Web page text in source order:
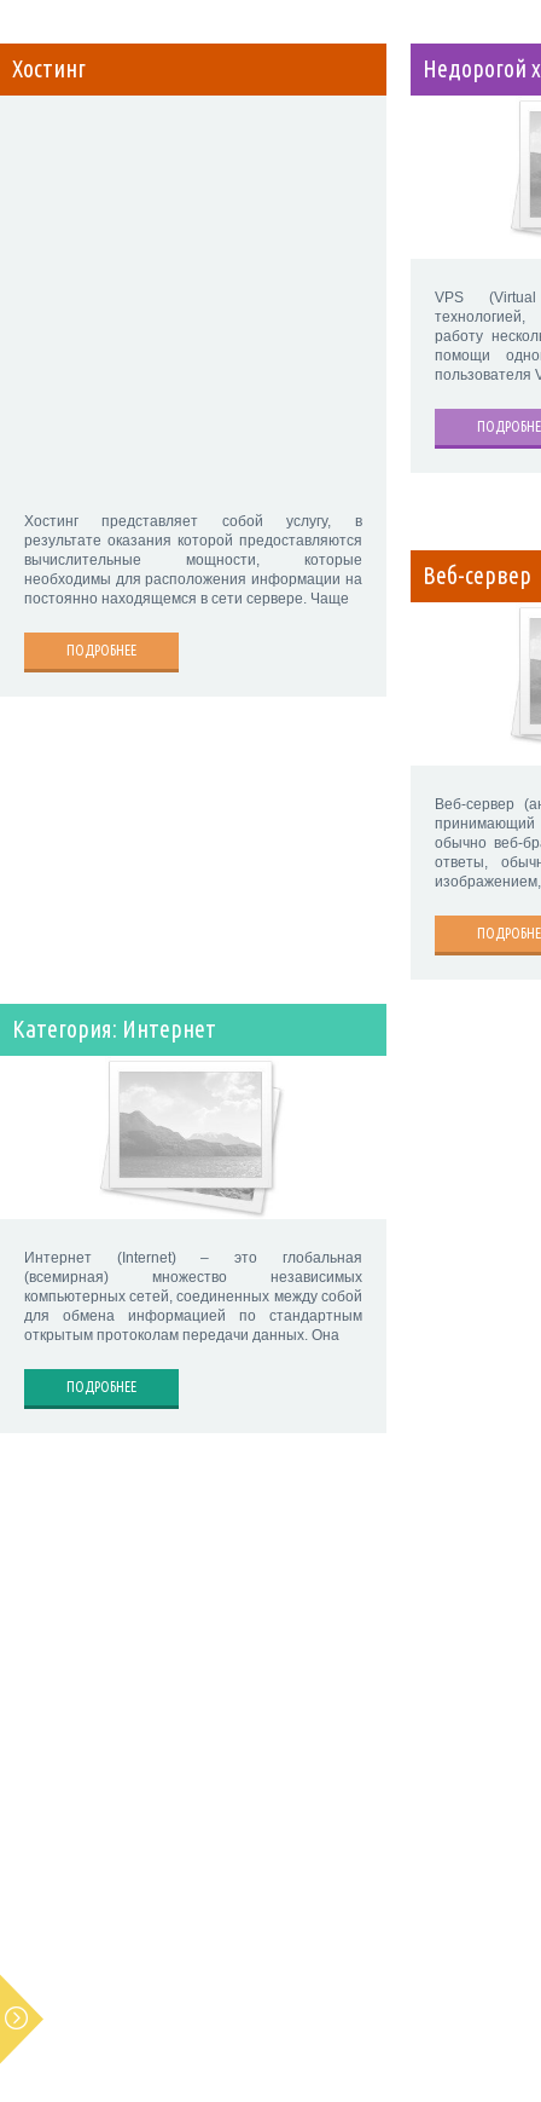
Хостинг
Хостинг представляет собой услугу, в
результате оказания которой предоставляются
вычислительные мощности, которые
необходимы для расположения информации на
постоянно находящемся в сети сервере. Чаще
ПОДРОБНЕЕ
Недорогой
VPS
работу
помощи
пользователя
Веб-сервер
Веб-сервер
обычно веб-
ответы,
Категория: Интернет
Интернет (Internet) – это глобальная
(всемирная) множество независимых
компьютерных сетей, соединенных между собой
для обмена информацией по стандартным
открытым протоколам передачи данных. Она
ПОДРОБНЕЕ